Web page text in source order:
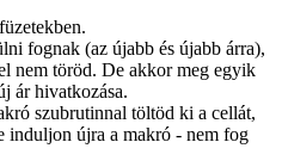
fognak (az újabb és újabb árra),
nem töröd. De akkor meg egyik
ár hivatkozása.
szubrutinnal töltöd ki a cellát,
induljon újra a makró - nem fog